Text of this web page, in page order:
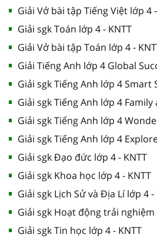
Giải Vở bài tập Tiếng Việt lớp 4
Giải sgk Toán lớp 4 - KNTT
Giải Vở bài tập Toán lớp 4 -
Giải Tiếng Anh lớp 4 Global
Giải sgk Tiếng Anh lớp 4 Smart
Giải sgk Tiếng Anh lớp 4 Family
Giải sgk Tiếng Anh lớp 4
Giải sgk Tiếng Anh lớp 4
Giải sgk Đạo đức lớp 4 - KNTT
Giải sgk Khoa học lớp 4 - KNTT
Giải sgk Lịch Sử và Địa Lí lớp 4 -
Giải sgk Hoạt động trải nghiệm
Giải sgk Tin học lớp 4 - KNTT